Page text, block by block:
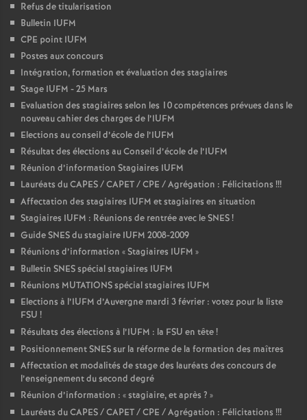
Refus de titularisation
Bulletin IUFM
CPE point IUFM
Postes aux concours
Intégration, formation et évaluation des stagiaires
Stage IUFM - 25 Mars
Evaluation des stagiaires selon les 10 compétences prévues dans le
nouveau cahier des charges de l’IUFM
Elections au conseil d’école de l’IUFM
Résultat des élections au Conseil d’école de l’IUFM
Réunion d’information Stagiaires IUFM
Lauréats du CAPES / CAPET / CPE / Agrégation : Félicitations !!!
Affectation des stagiaires IUFM et stagiaires en situation
Stagiaires IUFM : Réunions de rentrée avec le SNES!
Guide SNES du stagiaire IUFM 2008-2009
Réunions d’information «Stagiaires IUFM »
Bulletin SNES spécial stagiaires IUFM
Réunions MUTATIONS spécial stagiaires IUFM
Elections à l’IUFM d’Auvergne mardi 3 février : votez pour la liste
FSU !
Résultats des élections à l’IUFM : la FSU en tête!
Positionnement SNES sur la réforme de la formation des maîtres
Affectation et modalités de stage des lauréats des concours de
l’enseignement du second degré
Réunion d’information : «stagiaire, et après ? »
Lauréats du CAPES / CAPET / CPE / Agrégation : Félicitations !!!